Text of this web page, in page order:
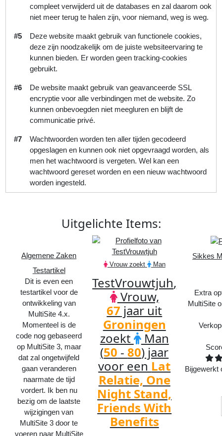
compleet verwijderd uit de databases en zal daarom ook
niet meer terug te halen zijn, voor niemand, weg is weg.
#5
Deze website maakt gebruik van functionele cookies,
deze zijn noodzakelijk om de juiste websiteervaring te
kunnen bieden. Er worden geen tracking-cookies
gebruikt.
#6
De website maakt gebruik van geavanceerde SSL
encryptie voor alle verbindingen met de website. Zo
kunnen onbevoegden niet meegluren en blijft de
communicatie privé.
#7
Wachtwoorden worden ten aller tijden gecodeerd
opgeslagen en kunnen ook niet opgevraagd worden, als
men het wachtwoord is vergeten. Wel kan een
wachtwoord gereset worden en een nieuw wachtwoord
worden ingesteld.
Uitgelichte Items:
Algemene Zaken
Testartikel
Dit is even een
testartikel voor de
ontwikkeling van
MultiSite 4.x.
Momenteel is de
code nog gebaseerd
op MultiSite 3, maar
dat zal ongetwijfeld
gaan veranderen
naarmate de tijd
vordert. Ik ben nu
bezig om de laatste
wijzigingen van
MultiSite 3 door te
voeren naar MultiSite
Vrouw zoekt Man
TestVrouwtjuh,
Vrouw,
67 jaar uit
Groningen
zoekt
Man
(50 -80) jaar
voor een Lat
Relatie, One
Night Stand,
Friends With
Benefits
Sikkes
Extra
MultiSite
Bijgewerkt